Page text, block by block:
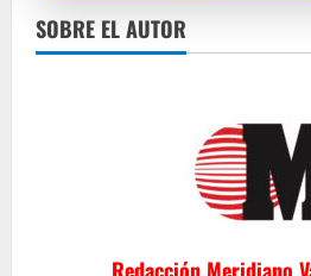
SOBRE EL AUTOR
Redacción Meridiano